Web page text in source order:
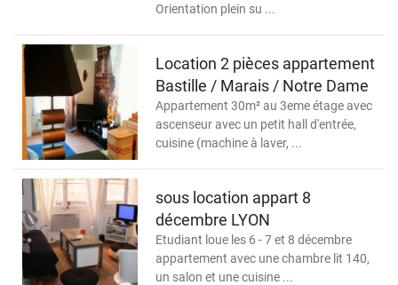
Orientation plein su ...
Location 2 pièces appartement
Bastille / Marais / Notre Dame
Appartement 30m² au 3eme étage avec
ascenseur avec un petit hall d'entrée,
cuisine (machine à laver, ...
sous location appart 8
décembre LYON
Etudiant loue les 6 - 7 et 8 décembre
appartement avec une chambre lit 140,
un salon et une cuisine ...